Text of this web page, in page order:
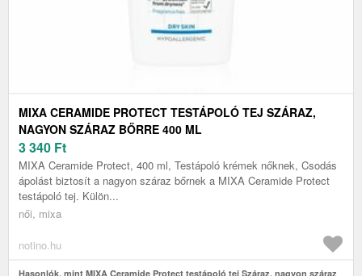
MIXA CERAMIDE PROTECT TESTÁPOLÓ TEJ SZÁRAZ,
NAGYON SZÁRAZ BŐRRE 400 ML
3 340 Ft
MIXA Ceramide Protect, 400 ml, Testápoló krémek nőknek, Csodás
ápolást biztosít a nagyon száraz bőrnek a MIXA Ceramide Protect
testápoló tej. Külön...
női, mixa
notino.hu
Hasonlók, mint MIXA Ceramide Protect testápoló tej Száraz, nagyon száraz